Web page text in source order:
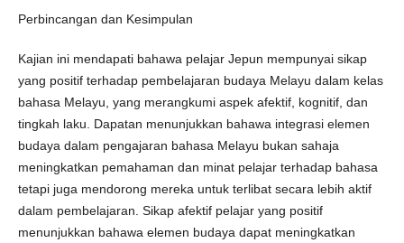
Perbincangan dan Kesimpulan
Kajian ini mendapati bahawa pelajar Jepun mempunyai sikap
yang positif terhadap pembelajaran budaya Melayu dalam kelas
bahasa Melayu, yang merangkumi aspek afektif, kognitif, dan
tingkah laku. Dapatan menunjukkan bahawa integrasi elemen
budaya dalam pengajaran bahasa Melayu bukan sahaja
meningkatkan pemahaman dan minat pelajar terhadap bahasa
tetapi juga mendorong mereka untuk terlibat secara lebih aktif
dalam pembelajaran. Sikap afektif pelajar yang positif
menunjukkan bahawa elemen budaya dapat meningkatkan